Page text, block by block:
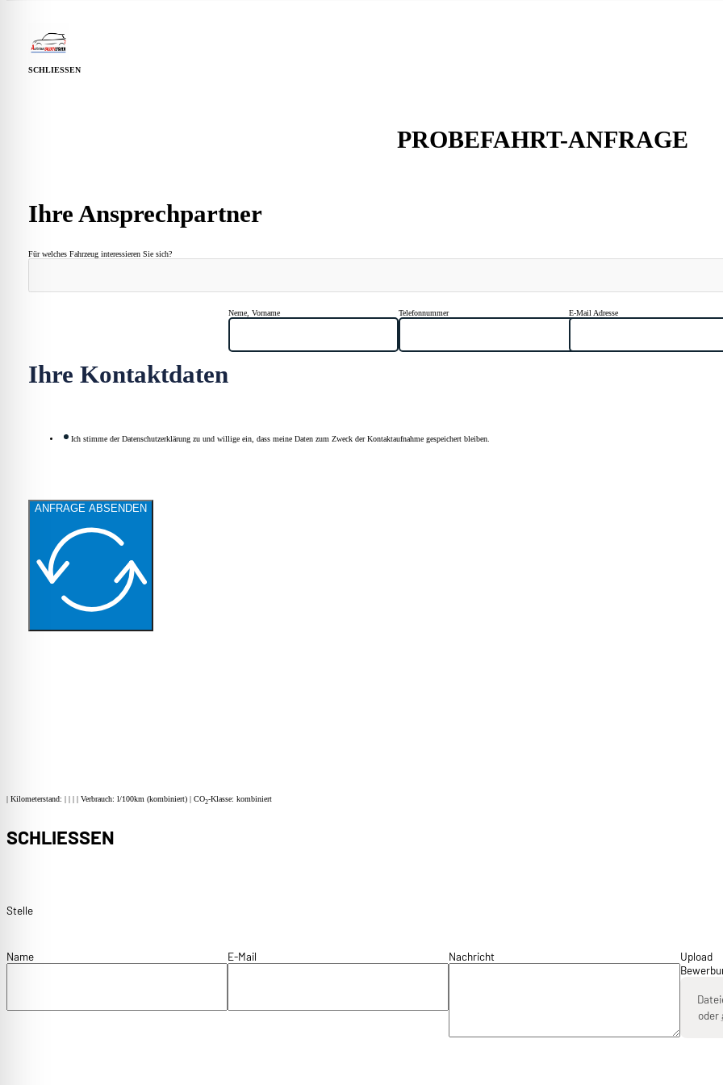
SCHLIESSEN
PROBEFAHRT-ANFRAGE
Ihre Ansprechpartner
Für welches Fahrzeug interessieren Sie sich?
Ihre Kontaktdaten
Neme, Vorname Telefonnummer E-Mail Adresse
Ich stimme der Datenschutzerklärung zu und willige ein, dass meine Daten zum Zweck der Kontaktaufnahme gespeichert bleiben.
ANFRAGE ABSENDEN
| Kilometerstand: | | | | Verbrauch: l/100km (kombiniert) | CO2-Klasse: kombiniert
SCHLIESSEN
Stelle
Name E-Mail Nachricht
Upload
oder
Guardian